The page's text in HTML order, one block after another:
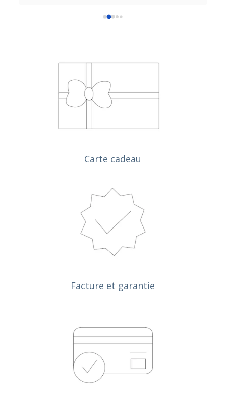
que la première, mais n'étant pas pressée et étant
initialement, donc rien à redire.
eu besoin d'y retourner suite à leur travail!
J'y retournerai les yeux fermés si besoin.
Carte cadeau
Facture et garantie